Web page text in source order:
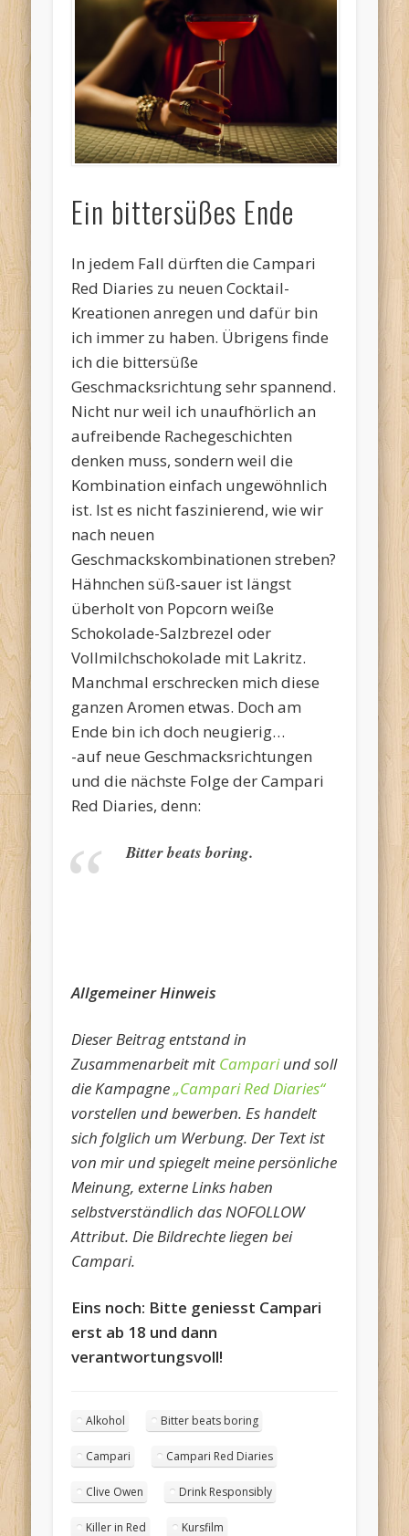
Ein bittersüßes Ende
In jedem Fall dürften die Campari
Red Diaries zu neuen Cocktail-
Kreationen anregen und dafür bin
ich immer zu haben. Übrigens finde
ich die bittersüße
Geschmacksrichtung sehr spannend.
Nicht nur weil ich unaufhörlich an
aufreibende Rachegeschichten
denken muss, sondern weil die
Kombination einfach ungewöhnlich
ist. Ist es nicht faszinierend, wie wir
nach neuen
Geschmackskombinationen streben?
Hähnchen süß-sauer ist längst
überholt von Popcorn weiße
Schokolade-Salzbrezel oder
Vollmilchschokolade mit Lakritz.
Manchmal erschrecken mich diese
ganzen Aromen etwas. Doch am
Ende bin ich doch neugierig…
-auf neue Geschmacksrichtungen
und die nächste Folge der Campari
Red Diaries, denn:
Bitter beats boring.
Allgemeiner Hinweis
Dieser Beitrag entstand in
Zusammenarbeit mit Campariund soll
die Kampagne„Campari Red Diaries“
vorstellen und bewerben. Es handelt
sich folglich um Werbung. Der Text ist
von mir und spiegelt meine persönliche
Meinung, externe Links haben
selbstverständlich das NOFOLLOW
Attribut. Die Bildrechte liegen bei
Campari.
Eins noch: Bitte geniesst Campari
erst ab 18 und dann
verantwortungsvoll!
Alkohol Bitter beats boring
Campari Campari Red Diaries
Clive Owen Drink Responsibly
Killer in Red Kursfilm